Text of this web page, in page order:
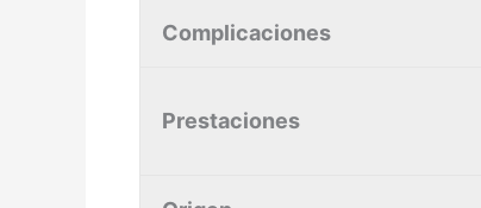
Complicaciones
Prestaciones